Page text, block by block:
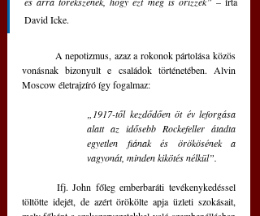
David Icke.
vonásnak bizonyult e családok történetében. Alvin
Moscow életrajzíró így fogalmaz:
„1917-től kezdődően öt év leforgása
alatt az idősebb Rockefeller átadta
egyetlen fiának és örökösének a
vagyonát, minden kikötés nélkül”.
töltötte idejét, de azért örökölte apja üzleti szokásait,